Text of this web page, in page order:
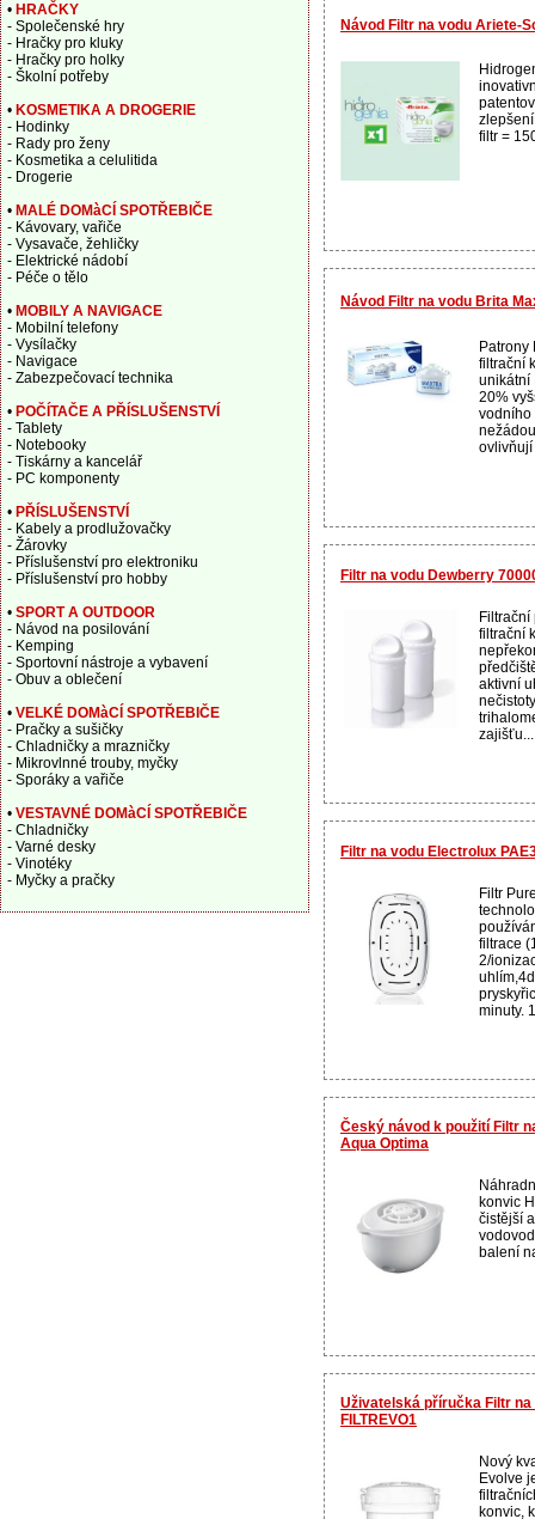
Návod Filtr na vodu Ariete-
filtr =
Návod Filtr na vodu Brita
Patrony
filtrační
unikátní
20%
vodního
ovlivňují
Filtr na vodu Dewberry
filtrační
aktivní
zajišťu...
Filtr na vodu Electrolux
Filtr
filtrace
2/
minuty.
Český návod k použití Filtr
Aqua Optima
konvic
čistější
balení
Uživatelská příručka Filtr
FILTREVO1
Nový
Evolve
konvic,
• HRAČKY
- Společenské hry
- Hračky pro kluky
- Hračky pro holky
- Školní potřeby
• KOSMETIKA A DROGERIE
- Hodinky
- Rady pro ženy
- Kosmetika a celulitida
- Drogerie
• MALÉ DOMàCÍ SPOTŘEBIČE
- Kávovary, vařiče
- Vysavače, žehličky
- Elektrické nádobí
- Péče o tělo
• MOBILY A NAVIGACE
- Mobilní telefony
- Vysílačky
- Navigace
- Zabezpečovací technika
• POČÍTAČE A PŘÍSLUŠENSTVÍ
- Tablety
- Notebooky
- Tiskárny a kancelář
- PC komponenty
• PŘÍSLUŠENSTVÍ
- Kabely a prodlužovačky
- Žárovky
- Příslušenství pro elektroniku
- Příslušenství pro hobby
• SPORT A OUTDOOR
- Návod na posilování
- Kemping
- Sportovní nástroje a vybavení
- Obuv a oblečení
• VELKÉ DOMàCÍ SPOTŘEBIČE
- Pračky a sušičky
- Chladničky a mrazničky
- Mikrovlnné trouby, myčky
- Sporáky a vařiče
• VESTAVNÉ DOMàCÍ SPOTŘEBIČE
- Chladničky
- Varné desky
- Vinotéky
- Myčky a pračky